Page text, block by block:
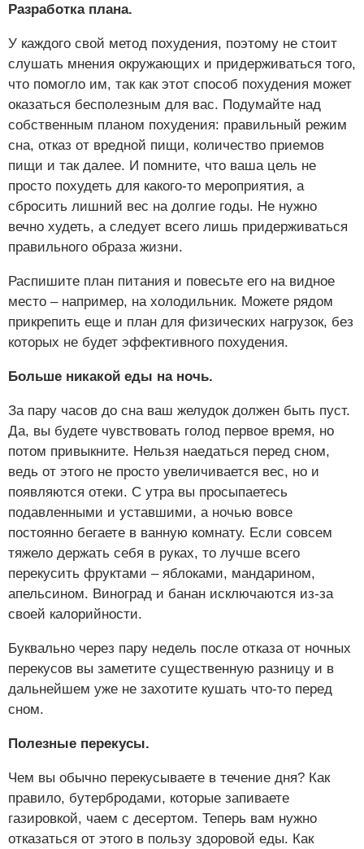
Разработка плана.
У каждого свой метод похудения, поэтому не стоит
слушать мнения окружающих и придерживаться того,
что помогло им, так как этот способ похудения может
оказаться бесполезным для вас. Подумайте над
собственным планом похудения: правильный режим
сна, отказ от вредной пищи, количество приемов
пищи и так далее. И помните, что ваша цель не
просто похудеть для какого-то мероприятия, а
сбросить лишний вес на долгие годы. Не нужно
вечно худеть, а следует всего лишь придерживаться
правильного образа жизни.
Распишите план питания и повесьте его на видное
место – например, на холодильник. Можете рядом
прикрепить еще и план для физических нагрузок, без
которых не будет эффективного похудения.
Больше никакой еды на ночь.
За пару часов до сна ваш желудок должен быть пуст.
Да, вы будете чувствовать голод первое время, но
потом привыкните. Нельзя наедаться перед сном,
ведь от этого не просто увеличивается вес, но и
появляются отеки. С утра вы просыпаетесь
подавленными и уставшими, а ночью вовсе
постоянно бегаете в ванную комнату. Если совсем
тяжело держать себя в руках, то лучше всего
перекусить фруктами – яблоками, мандарином,
апельсином. Виноград и банан исключаются из-за
своей калорийности.
Буквально через пару недель после отказа от ночных
перекусов вы заметите существенную разницу и в
дальнейшем уже не захотите кушать что-то перед
сном.
Полезные перекусы.
Чем вы обычно перекусываете в течение дня? Как
правило, бутербродами, которые запиваете
газировкой, чаем с десертом. Теперь вам нужно
отказаться от этого в пользу здоровой еды. Как